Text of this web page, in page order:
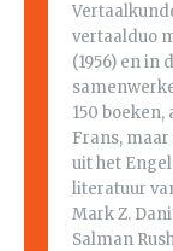
vertaalduo
(1956) en in
150
Frans,
uit het
literatuur
Mark Z.
Salman